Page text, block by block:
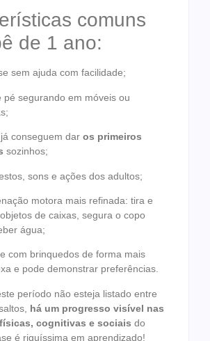
comuns
de 1 ano:
sem ajuda com facilidade;
pé segurando em móveis ou
conseguem dar os primeiros
sozinhos;
sons e ações dos adultos;
motora mais refinada: tira e
de caixas, segura o copo
água;
com brinquedos de forma mais
e pode demonstrar preferências.
período não esteja listado entre
há um progresso visível nas
cognitivas e sociais do
é riquíssima em aprendizado!